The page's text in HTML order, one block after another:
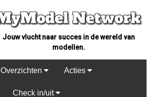
Jouw vlucht naar succes in de wereld van
modellen.
Overzichten Acties
Check in/uit